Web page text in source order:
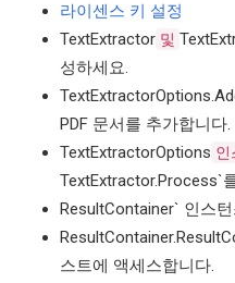
라이센스 키 설정
TextExtractor 및
성하세요.
PDF 문서를 추가합니다.
TextExtractorOptions 인
TextExtractor.Process`
ResultContainer` 인스
스트에 액세스합니다.